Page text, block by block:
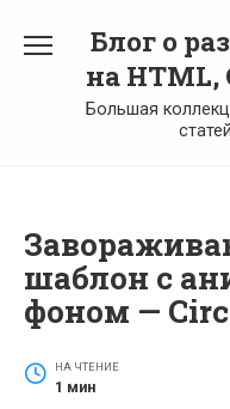
содержанию
Блог о
на HTML,
Большая
шаблон с
фоном —
НА ЧТЕНИЕ
1 мин